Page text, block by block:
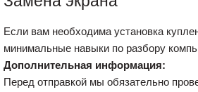
Если вам необходима установка
минимальные навыки по разбору
Дополнительная информация:
Перед отправкой мы обязательно